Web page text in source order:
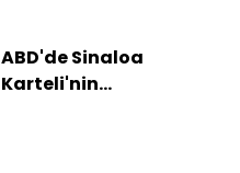
ABD'de Sinaloa
Karteli'nin